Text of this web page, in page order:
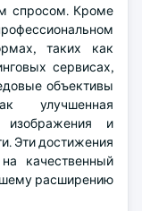
спросом. Кроме
таких как
сервисах,
объективы
улучшенная
изображения и
Эти достижения
качественный
расширению